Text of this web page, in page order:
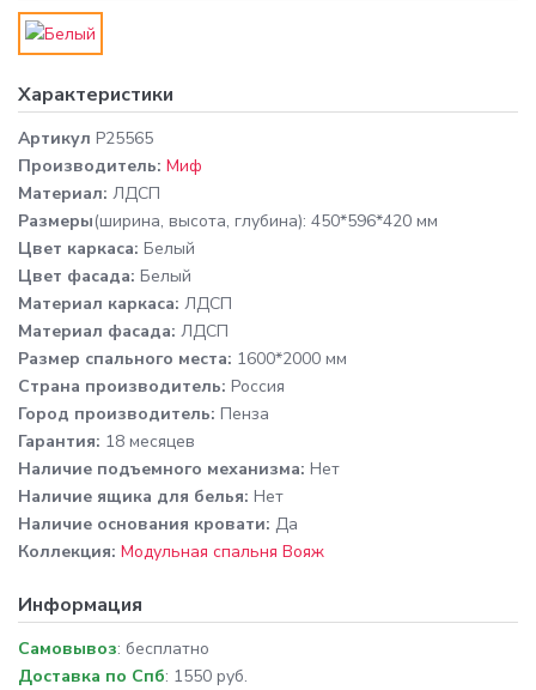
Характеристики
Артикул P25565
Производитель: Миф
Материал: ЛДСП
Размеры(ширина, высота, глубина): 450*596*420 мм
Цвет каркаса: Белый
Цвет фасада: Белый
Материал каркаса: ЛДСП
Материал фасада: ЛДСП
Размер спального места: 1600*2000 мм
Cтрана производитель: Россия
Город производитель: Пенза
Гарантия: 18 месяцев
Наличие подъемного механизма: Нет
Наличие ящика для белья: Нет
Наличие основания кровати: Да
Коллекция: Модульная спальня Вояж
Информация
Самовывоз: бесплатно
Доставка по Спб: 1550 руб.